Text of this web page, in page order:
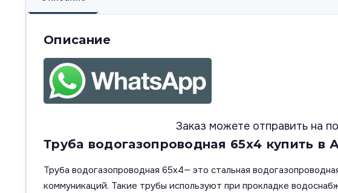
Описание
Заказ можете отправить на
Труба водогазопроводная 65х4 купить
Труба водогазопроводная 65х4— это стальная
коммуникаций. Такие трубы используют при прокладке